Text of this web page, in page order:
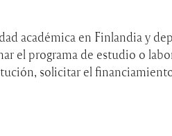
académica en Finlandia y
el programa de estudio o
solicitar el